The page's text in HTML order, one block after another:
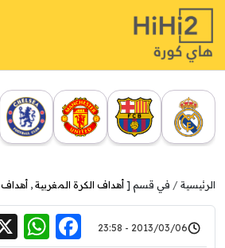
الرئيسية في قسم [ أهداف الكرة المغربية ,
2013/03/06 - 23:58